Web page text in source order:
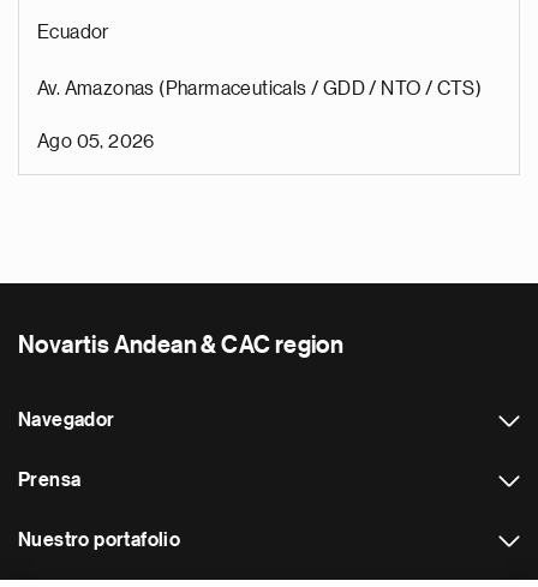
Ecuador
Av. Amazonas (Pharmaceuticals / GDD / NTO / CTS)
Ago 05, 2026
Novartis Andean & CAC region
Navegador
Prensa
Nuestro portafolio